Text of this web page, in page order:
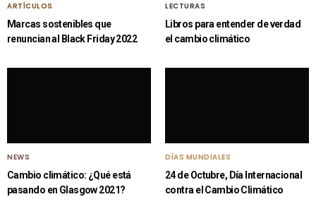
ARTÍCULOS
Marcas sostenibles que
renuncian al Black Friday 2022
LECTURAS
Libros para entender de verdad
el cambio climático
NEWS
Cambio climático: ¿Qué está
pasando en Glasgow 2021?
DÍAS MUNDIALES
24 de Octubre, Día Internacional
contra el Cambio Climático